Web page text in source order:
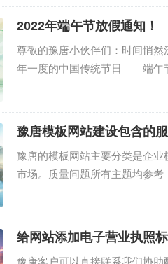
2022年端午节放假通知！
尊敬的豫唐小伙伴们：时间悄
年一度的中国传统节日——端午
豫唐模板网站建设包含的
豫唐的模板网站主要分类是企
市场。质量问题所有主题均参
给网站添加电子营业执照
豫唐客户可以直接联系我们协